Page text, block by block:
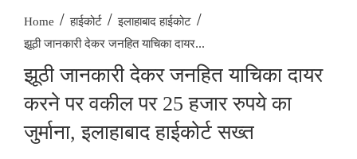
Home / हाईकोर्ट / इलाहाबाद हाईकोट /
झूठी जानकारी देकर जनहित याचिका दायर...
झूठी जानकारी देकर जनहित याचिका दायर
करने पर वकील पर 25 हजार रुपये का
जुर्माना, इलाहाबाद हाईकोर्ट सख्त